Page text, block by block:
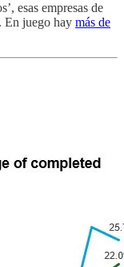
esas empresas de
En juego hay más de